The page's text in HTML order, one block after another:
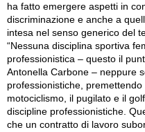
ha fatto emergere aspetti in
discriminazione e anche a
intesa nel senso generico del
“Nessuna disciplina sportiva
professionistica – questo il
Antonella Carbone – neppure
professionistiche,
motociclismo, il pugilato e il
discipline professionistiche.
che un contratto di lavoro